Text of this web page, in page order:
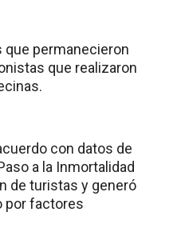
que permanecieron
que realizaron
con datos de
a la Inmortalidad
de turistas y generó
por factores